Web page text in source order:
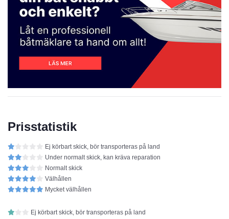
Prisstatistik
Ej körbart skick, bör transporteras på land
Under normalt skick, kan kräva reparation
Normalt skick
Välhållen
Mycket välhållen
Ej körbart skick, bör transporteras på land